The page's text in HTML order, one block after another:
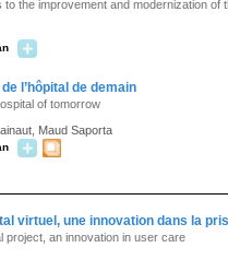
to the improvement and modernization of
l’hôpital de demain
of tomorrow
Maud Saporta
virtuel, une innovation dans la
project, an innovation in user care